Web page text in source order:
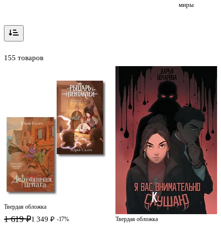
миры
155 товаров
Твердая обложка
1 619 ₽1 349 ₽ -17% Твердая обложка